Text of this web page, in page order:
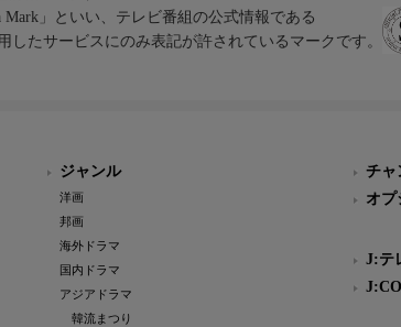
Mark」といい、テレビ番組の公式情報である
したサービスにのみ表記が許されているマークです。
ジャンル
洋画
邦画
海外ドラマ
国内ドラマ
アジアドラマ
韓流まつり
チャ
オプ
J:テ